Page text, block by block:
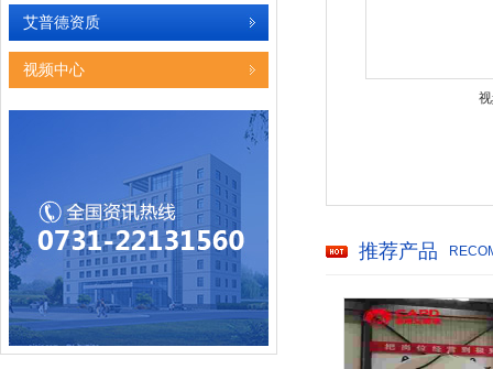
艾普德资质
视频中心
推荐产品